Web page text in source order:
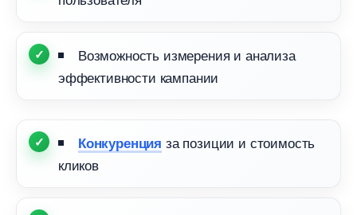
озможность измерения и анализа
эффективности кампании
Конкуренция за позиции и стоимость
клико